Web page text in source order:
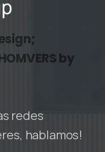
by
redes
hablamos!